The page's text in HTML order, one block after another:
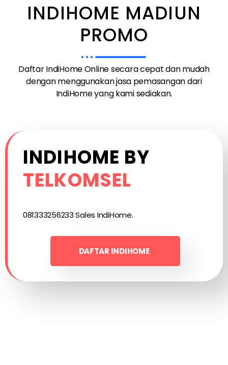
INDIHOME MADIUN
PROMO
Daftar IndiHome Online secara cepat dan mudah
dengan menggunakan jasa pemasangan dari
IndiHome yang kami sediakan.
INDIHOME BY
TELKOMSEL
081333256233 Sales IndiHome.
DAFTAR INDIHOME